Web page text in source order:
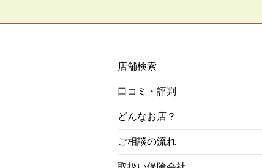
店舗検索
口コミ・評判
どんなお店？
ご相談の流れ